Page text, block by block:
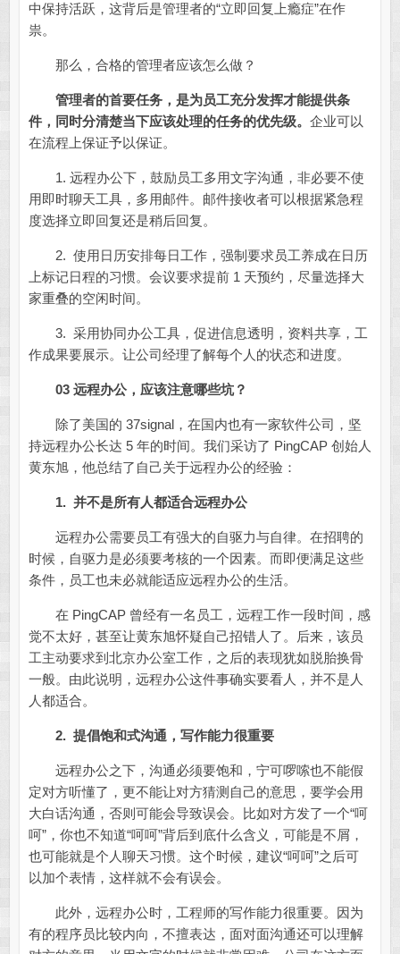
中保持活跃，这背后是管理者的“立即回复上瘾症”在作
祟。
那么，合格的管理者应该怎么做？
管理者的首要任务，是为员工充分发挥才能提供条
件，同时分清楚当下应该处理的任务的优先级。 企业可以
在流程上保证予以保证。
1. 远程办公下，鼓励员工多用文字沟通，非必要不使
用即时聊天工具，多用邮件。邮件接收者可以根据紧急程
度选择立即回复还是稍后回复。
2. 使用日历安排每日工作，强制要求员工养成在日历
上标记日程的习惯。会议要求提前 1 天预约，尽量选择大
家重叠的空闲时间。
3. 采用协同办公工具，促进信息透明，资料共享，工
作成果要展示。让公司经理了解每个人的状态和进度。
03 远程办公，应该注意哪些坑？
除了美国的 37signal，在国内也有一家软件公司，坚
持远程办公长达 5 年的时间。我们采访了 PingCAP 创始人
黄东旭，他总结了自己关于远程办公的经验：
1. 并不是所有人都适合远程办公
远程办公需要员工有强大的自驱力与自律。在招聘的
时候，自驱力是必须要考核的一个因素。而即便满足这些
条件，员工也未必就能适应远程办公的生活。
在 PingCAP 曾经有一名员工，远程工作一段时间，感
觉不太好，甚至让黄东旭怀疑自己招错人了。后来，该员
工主动要求到北京办公室工作，之后的表现犹如脱胎换骨
一般。由此说明，远程办公这件事确实要看人，并不是人
人都适合。
2. 提倡饱和式沟通，写作能力很重要
远程办公之下，沟通必须要饱和，宁可啰嗦也不能假
定对方听懂了，更不能让对方猜测自己的意思，要学会用
大白话沟通，否则可能会导致误会。比如对方发了一个“呵
呵”，你也不知道“呵呵”背后到底什么含义，可能是不屑，
也可能就是个人聊天习惯。这个时候，建议“呵呵”之后可
以加个表情，这样就不会有误会。
此外，远程办公时，工程师的写作能力很重要。因为
有的程序员比较内向，不擅表达，面对面沟通还可以理解